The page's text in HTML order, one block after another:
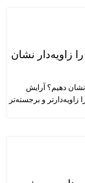
زاویه‌دار نشان
نشان دهیم؟ آرایش
و برجسته‌تر